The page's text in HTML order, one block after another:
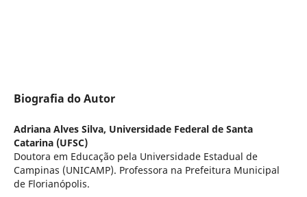
Biografia do Autor
Adriana Alves Silva, Universidade Federal de Santa
Catarina (UFSC)
Doutora em Educação pela Universidade Estadual de
Campinas (UNICAMP). Professora na Prefeitura Municipal
de Florianópolis.